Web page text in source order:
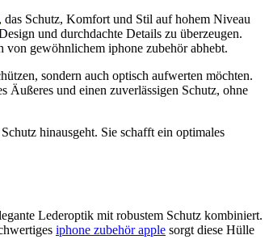
das Schutz, Komfort und Stil auf hohem Niveau
und durchdachte Details zu überzeugen.
von gewöhnlichem iphone zubehör abhebt.
sondern auch optisch aufwerten möchten.
und einen zuverlässigen Schutz, ohne
hinausgeht. Sie schafft ein optimales
Lederoptik mit robustem Schutz kombiniert.
iphone zubehör apple sorgt diese Hülle